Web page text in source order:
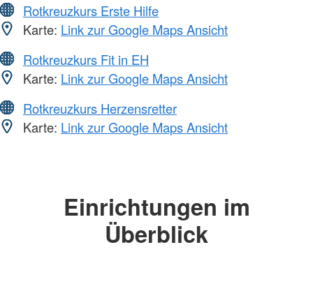
Rotkreuzkurs Erste Hilfe
Karte: Link zur Google Maps Ansicht
Rotkreuzkurs Fit in EH
Karte: Link zur Google Maps Ansicht
Rotkreuzkurs Herzensretter
Karte: Link zur Google Maps Ansicht
Einrichtungen im
Überblick